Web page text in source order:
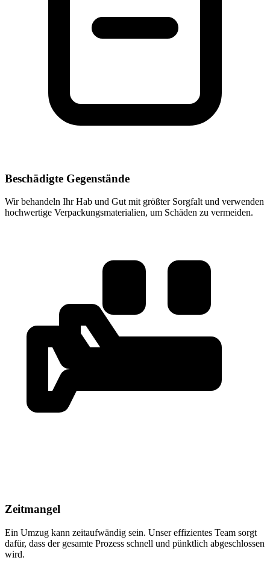
Beschädigte Gegenstände
Wir behandeln Ihr Hab und Gut mit größter Sorgfalt und verwenden
hochwertige Verpackungsmaterialien, um Schäden zu vermeiden.
Zeitmangel
Ein Umzug kann zeitaufwändig sein. Unser effizientes Team sorgt
dafür, dass der gesamte Prozess schnell und pünktlich abgeschlossen
wird.